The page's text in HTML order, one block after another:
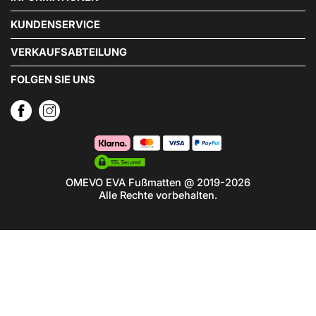
KUNDENSERVICE
VERKAUFSABTEILUNG
FOLGEN SIE UNS
OMEVO EVA Fußmatten @ 2019-2026
Alle Rechte vorbehalten.